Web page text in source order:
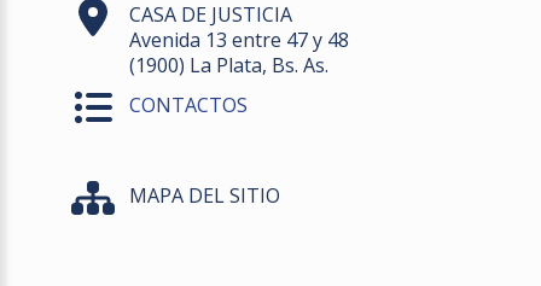
CASA DE JUSTICIA
Avenida 13 entre 47 y 48
(1900) La Plata, Bs. As.
CONTACTOS
MAPA DEL SITIO